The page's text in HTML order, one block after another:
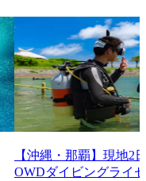
【沖縄・那覇】現地
OWDダイビングライ